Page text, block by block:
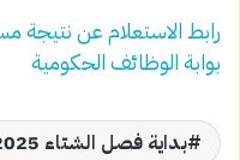
بوابة الوظائف الحكومية
بداية فصل الشتاء 2025